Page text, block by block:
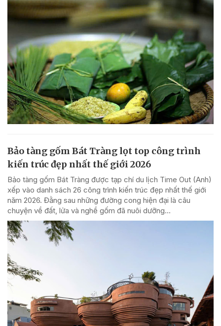
Bảo tàng gốm Bát Tràng lọt top công trình
kiến trúc đẹp nhất thế giới 2026
Bảo tàng gốm Bát Tràng được tạp chí du lịch Time Out (Anh)
xếp vào danh sách 26 công trình kiến trúc đẹp nhất thế giới
năm 2026. Đằng sau những đường cong hiện đại là câu
chuyện về đất, lửa và nghề gốm đã nuôi dưỡng...